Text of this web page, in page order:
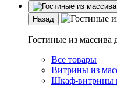
Назад
Гостиные из массива
Все товары
Витрины из
Шкаф-витрины